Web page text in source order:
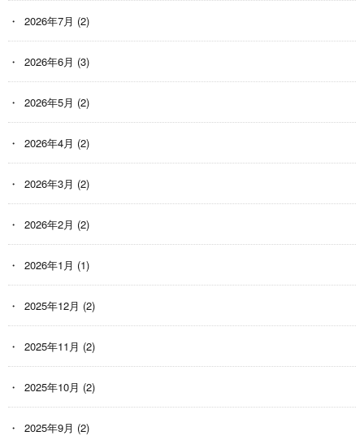
2026年7月 (2)
2026年6月 (3)
2026年5月 (2)
2026年4月 (2)
2026年3月 (2)
2026年2月 (2)
2026年1月 (1)
2025年12月 (2)
2025年11月 (2)
2025年10月 (2)
2025年9月 (2)